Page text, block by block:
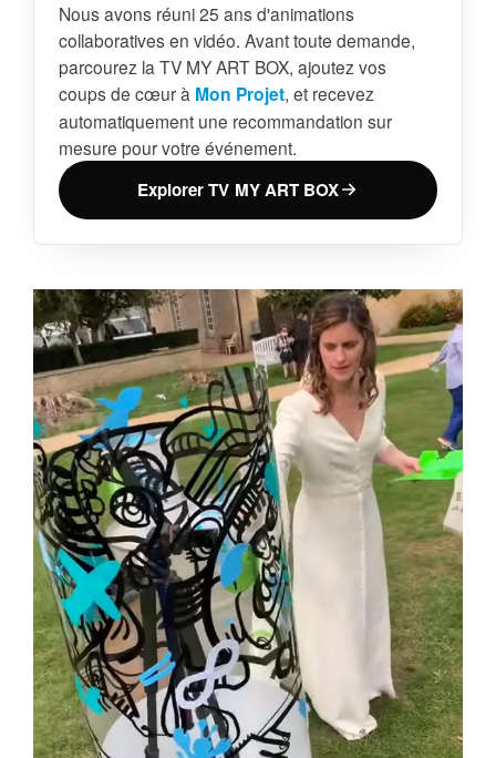
Nous avons réuni 25 ans d'animations
collaboratives en vidéo. Avant toute demande,
parcourez la TV MY ART BOX, ajoutez vos
coups de cœur à Mon Projet, et recevez
automatiquement une recommandation sur
mesure pour votre événement.
Explorer TV MY ART BOX